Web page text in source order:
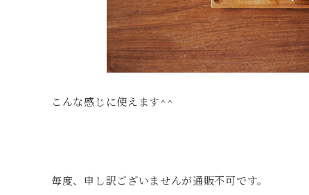
こんな感じに使えます^^
毎度、申し訳ございませんが通販不可です。